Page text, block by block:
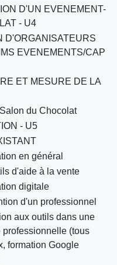
D'UN EVENEMENT-
- U4
D'ORGANISATEURS
EVENEMENTS/CAP
ET MESURE DE LA
du Chocolat
- U5
en général
d'aide à la vente
digitale
d'un professionnel
aux outils dans une
professionnelle (tous
formation Google